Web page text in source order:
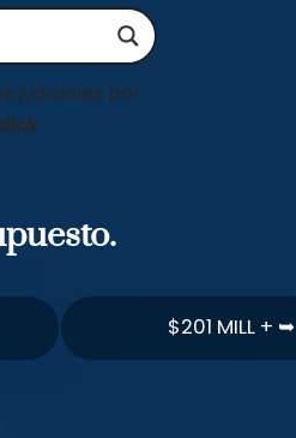
judiciales por
$201 MILL + ➥